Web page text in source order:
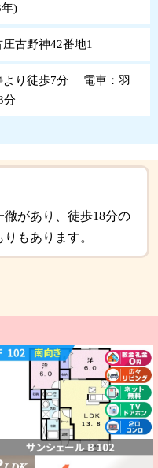
年)
古野神42番地1
より徒歩7分 電車：羽
分
があり、徒歩18分の
もあります。